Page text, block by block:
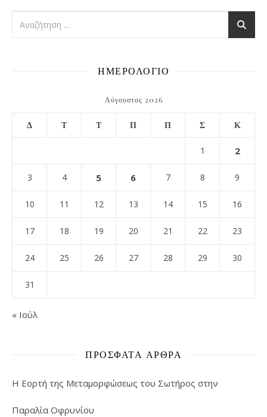
ΗΜΕΡΟΛΟΓΙΟ
Αύγουστος 2026
Δ Τ Τ Π Π Σ Κ
1 2
3 4 5 6 7 8 9
10 11 12 13 14 15 16
17 18 19 20 21 22 23
24 25 26 27 28 29 30
31
« Ιούλ
ΠΡΌΣΦΑΤΑ ΆΡΘΡΑ
Η Εορτή της Μεταμορφώσεως του Σωτήρος στην
Παραλία Οφρυνίου